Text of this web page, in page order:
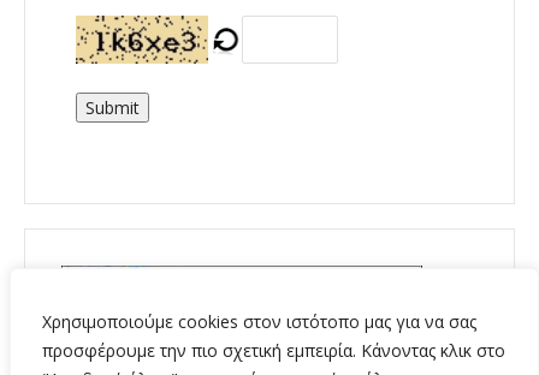
Χρησιμοποιούμε cookies στον ιστότοπο μας για να σας
προσφέρουμε την πιο σχετική εμπειρία. Κάνοντας κλικ στο
Submit